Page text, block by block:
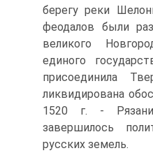
берегу реки
феодалов были
великого
единого
присоединила
ликвидирована
1520 г. -
завершилось
русских земель.